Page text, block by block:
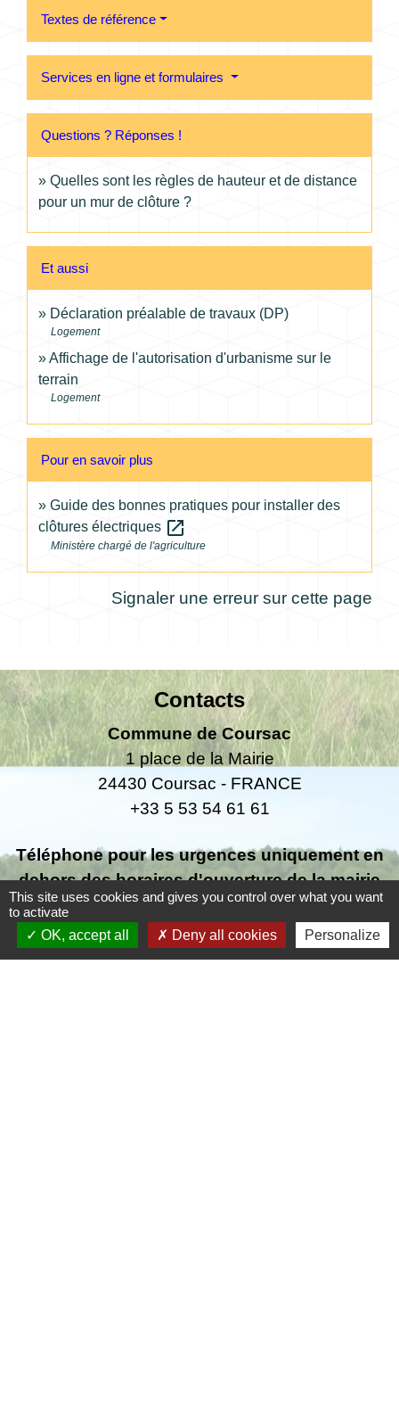
Textes de référence
Services en ligne et formulaires
Questions ? Réponses !
Quelles sont les règles de hauteur et de distance
pour un mur de clôture ?
Et aussi
Déclaration préalable de travaux (DP)
Logement
Affichage de l'autorisation d'urbanisme sur le
terrain
Logement
Pour en savoir plus
Guide des bonnes pratiques pour installer des
clôtures électriques open_in_new
Ministère chargé de l'agriculture
Signaler une erreur sur cette page
Contacts
Commune de Coursac
1 place de la Mairie
24430 Coursac - FRANCE
+33 5 53 54 61 61
Téléphone pour les urgences uniquement en
dehors des horaires d'ouverture de la mairie
06.25.42.48.37
This site uses cookies and gives you control over what you want
to activate
OK, accept all
Deny all cookies Personalize